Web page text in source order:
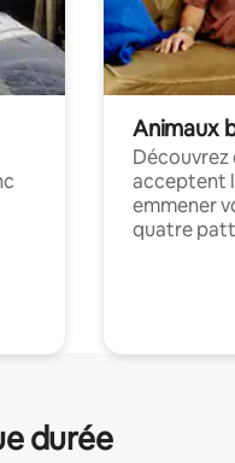
Animaux
Découvrez
acceptent
emmener
quatre
durée